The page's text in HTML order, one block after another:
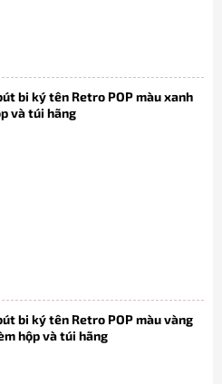
bi ký tên Retro POP màu xanh
và túi hãng
bi ký tên Retro POP màu vàng
hộp và túi hãng